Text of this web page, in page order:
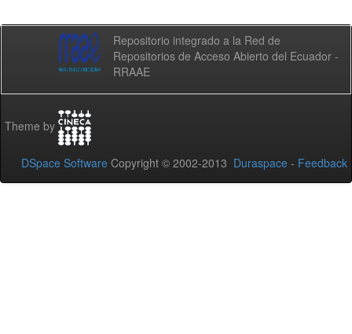
Repositorio integrado a la Red de
Repositorios de Acceso Abierto del Ecuador -
RRAAE
Theme by
DSpace Software Copyright © 2002-2013 Duraspace - Feedback